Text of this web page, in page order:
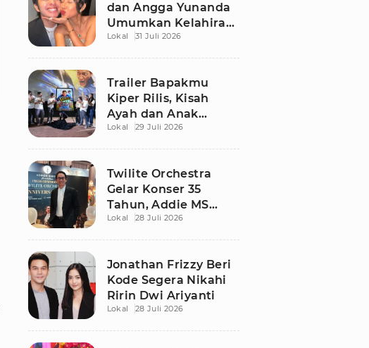
dan Angga Yunanda
Umumkan Kelahiran
Putra Pertama,
Lokal 31 Juli 2026
Trailer Bapakmu
Kiper Rilis, Kisah
Ayah dan Anak
Berdamai Lewat
Lokal 29 Juli 2026
Twilite Orchestra
Gelar Konser 35
Tahun, Addie MS
Ungkap Kisah Haru
Lokal 28 Juli 2026
Jonathan Frizzy Beri
Kode Segera Nikahi
Ririn Dwi Ariyanti
Lokal 28 Juli 2026